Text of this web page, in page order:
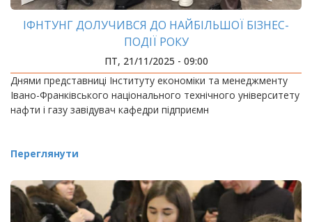
ІФНТУНГ ДОЛУЧИВСЯ ДО НАЙБІЛЬШОЇ БІЗНЕС-
ПОДІЇ РОКУ
ПТ, 21/11/2025 - 09:00
Днями представниці Інституту економіки та менеджменту
Івано-Франківського національного технічного університету
нафти і газу завідувач кафедри підприємн
Переглянути